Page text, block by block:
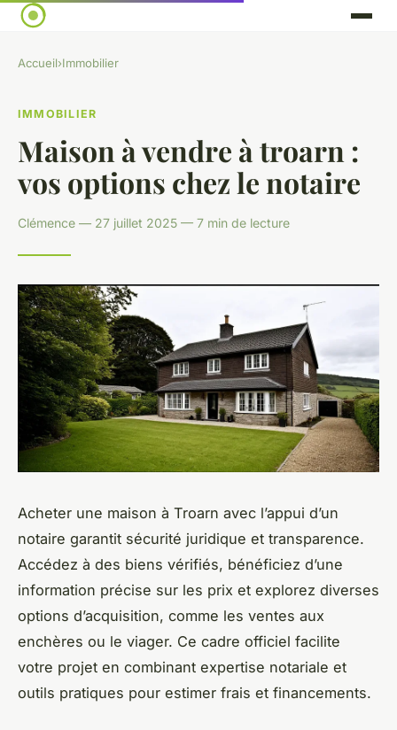
Accueil›Immobilier
IMMOBILIER
Maison à vendre à troarn :
vos options chez le notaire
Clémence — 27 juillet 2025 — 7 min de lecture
Acheter une maison à Troarn avec l’appui d’un
notaire garantit sécurité juridique et transparence.
Accédez à des biens vérifiés, bénéficiez d’une
information précise sur les prix et explorez diverses
options d’acquisition, comme les ventes aux
enchères ou le viager. Ce cadre officiel facilite
votre projet en combinant expertise notariale et
outils pratiques pour estimer frais et financements.